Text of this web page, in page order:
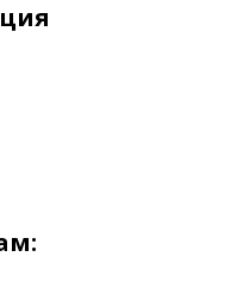
уют. Коврик
сочетался с обивкой и